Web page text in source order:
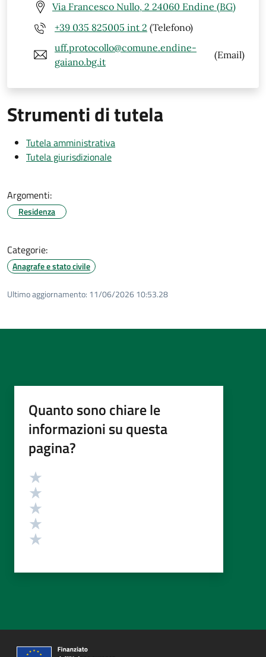
Via Francesco Nullo, 2 24060 Endine (BG)
+39 035 825005 int 2 (Telefono)
uff.protocollo@comune.endine-
gaiano.bg.it
(Email)
Strumenti di tutela
Tutela amministrativa
Tutela giurisdizionale
Argomenti:
Residenza
Categorie:
Anagrafe e stato civile
Ultimo aggiornamento: 11/06/2026 10:53.28
Quanto sono chiare le
informazioni su questa
pagina?
Valutazione